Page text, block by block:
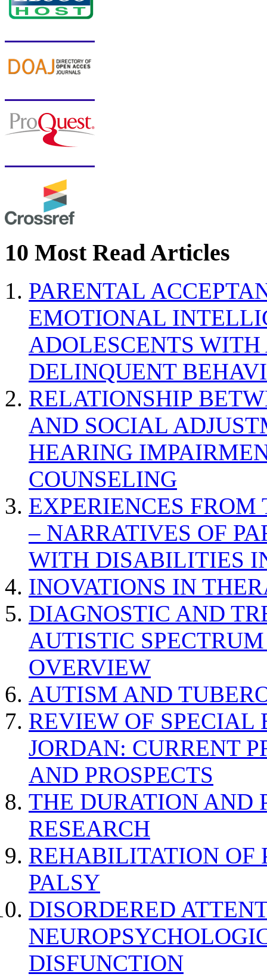
10 Most Read Articles
PARENTAL
EMOTIONAL
ADOLESCENTS
DELINQUENT
RELATIONSHIP
AND SOCIAL
HEARING
COUNSELING
EXPERIENCES
– NARRATIVES OF
WITH DISABILITIES
INOVATIONS IN
DIAGNOSTIC AND
AUTISTIC
OVERVIEW
AUTISM AND
REVIEW OF SPECIAL
JORDAN: CURRENT
AND PROSPECTS
THE DURATION AND
RESEARCH
REHABILITATION OF
PALSY
DISORDERED
DISFUNCTION